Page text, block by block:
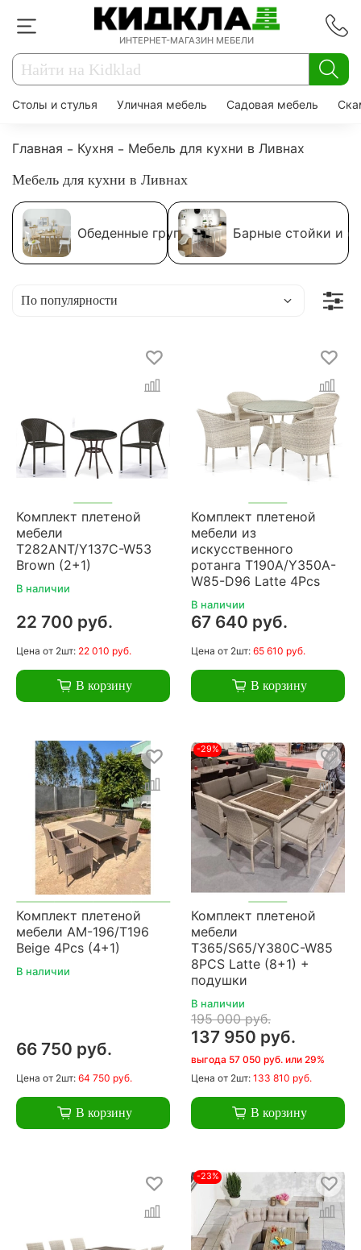
ИНТЕРНЕТ-МАГАЗИН МЕБЕЛИ
Столы и стулья Уличная мебель Садовая мебель
Главная Кухня
Мебель для кухни в Ливнах
Мебель для кухни в Ливнах
Обеденные группы Барные стойки и
Комплект плетеной
мебели
T282ANT/Y137C-W53
Brown (2+1)
В наличии
22 700 руб.
Цена от 2шт: 22 010 руб.
В корзину
Комплект плетеной
мебели из
искусственного
ротанга T190A/Y350A-
W85-D96 Latte 4Pcs
В наличии
67 640 руб.
Цена от 2шт: 65 610 руб.
В корзину
Комплект плетеной
мебели AM-196/T196
Beige 4Pcs (4+1)
В наличии
66 750 руб.
Цена от 2шт: 64 750 руб.
В корзину
-29%
Комплект плетеной
мебели
T365/S65/Y380C-W85
8PCS Latte (8+1) +
подушки
В наличии
195 000 руб.
137 950 руб.
выгода 57 050 руб. или 29%
Цена от 2шт: 133 810 руб.
В корзину
-23%